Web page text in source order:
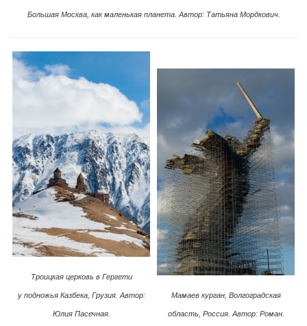
Большая Москва, как маленькая планета. Автор: Татьяна Мордкович.
Троицкая церковь в Гергети
у подножья Казбека, Грузия. Автор:
Юлия Пасечная.
Мамаев курган, Волгоградская
область, Россия. Автор: Роман.